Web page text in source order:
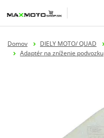
Domov DIELY MOTO/ QUAD
Adaptér na zníženie podvozku